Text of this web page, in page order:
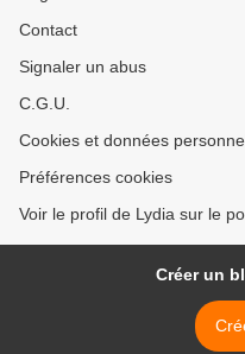
Contact
Signaler un abus
C.G.U.
Cookies et données
Préférences cookies
Voir le profil de Lydia sur le
Créer un